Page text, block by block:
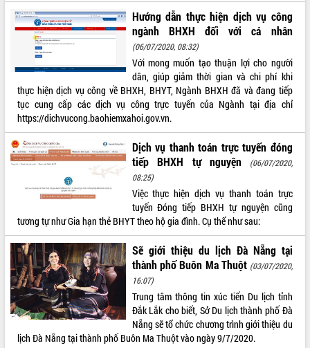
Tất cả: 66085490
Hướng dẫn thực hiện dịch vụ công
ngành BHXH đối với cá nhân
(06/07/2020, 08:32)
Với mong muốn tạo thuận lợi cho người
dân, giúp giảm thời gian và chi phí khi
thực hiện dịch vụ công về BHXH, BHYT, Ngành BHXH đã và đang tiếp
tục cung cấp các dịch vụ công trực tuyến của Ngành tại địa chỉ
https://dichvucong.baohiemxahoi.gov.vn.
Dịch vụ thanh toán trực tuyến đóng
tiếp BHXH tự nguyện
(06/07/2020,
08:25)
Việc thực hiện dịch vụ thanh toán trực
tuyến Đóng tiếp BHXH tự nguyện cũng
tương tự như Gia hạn thẻ BHYT theo hộ gia đình. Cụ thể như sau:
Sẽ giới thiệu du lịch Đà Nẵng tại
thành phố Buôn Ma Thuột (03/07/2020,
16:07)
Trung tâm thông tin xúc tiến Du lịch tỉnh
Đắk Lắk cho biết, Sở Du lịch thành phố Đà
Nẵng sẽ tổ chức chương trình giới thiệu du
lịch Đà Nẵng tại thành phố Buôn Ma Thuột vào ngày 9/7/2020.